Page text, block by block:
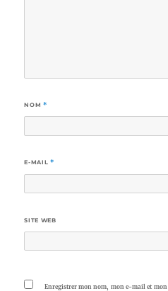
NOM *
E-MAIL *
SITE WEB
Enregistrer mon nom, mon e-mail et